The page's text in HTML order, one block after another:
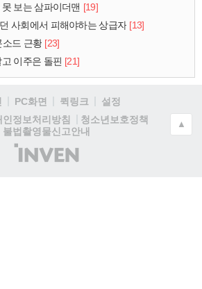
보는 삼파이더맨 [19]
사회에서 피해야하는 상급자 [13]
소드 근황 [23]
이주은 돌핀 [21]
PC화면 퀵링크
설정
인정보처리방침
청소년보호정책
불법촬영물신고안내
(주)
인
▲